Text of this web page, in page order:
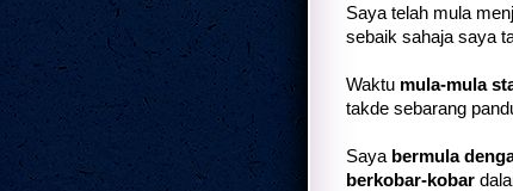
Saya telah mula
sebaik sahaja saya
Waktu mula-mula
takde sebarang
Saya bermula
berkobar-kobar